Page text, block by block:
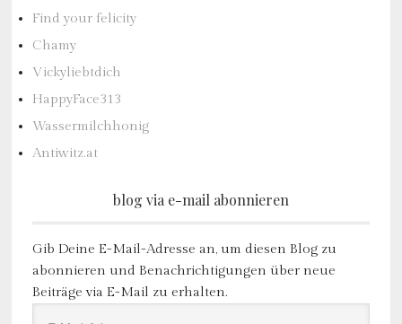
Find your felicity
Chamy
Vickyliebtdich
HappyFace313
Wassermilchhonig
Antiwitz.at
blog via e-mail abonnieren
Gib Deine E-Mail-Adresse an, um diesen Blog zu
abonnieren und Benachrichtigungen über neue
Beiträge via E-Mail zu erhalten.